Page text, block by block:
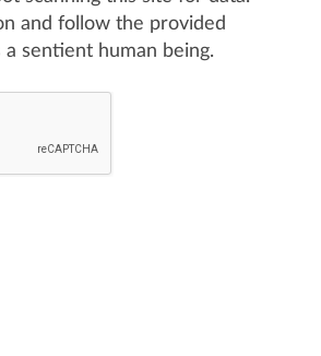
and follow the provided
sentient human being.